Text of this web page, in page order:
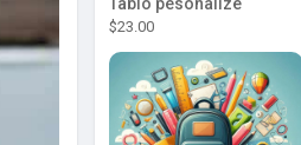
$23.00